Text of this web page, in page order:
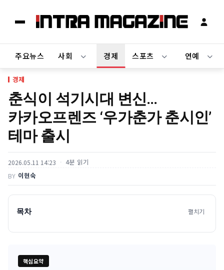
주요뉴스 사회 경제 스포츠 연예
경제
춘식이 석기시대 변신…
카카오프렌즈 ‘우가춘가 춘시인’
테마 출시
2026.05.11 14:23 4분 읽기
BY 이현숙
목차 펼치기
핵심요약